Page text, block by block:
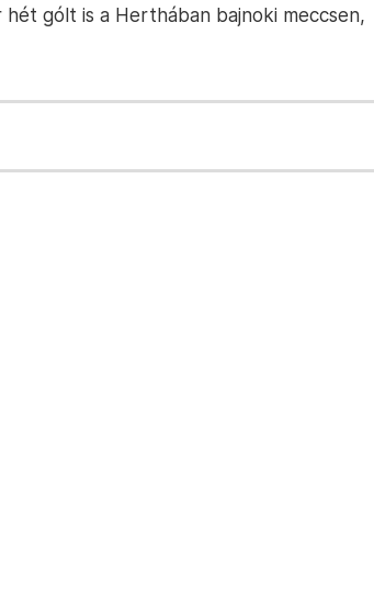
gólt is a Herthában bajnoki meccsen,